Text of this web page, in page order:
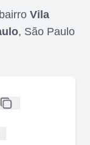
Vila
, São Paulo